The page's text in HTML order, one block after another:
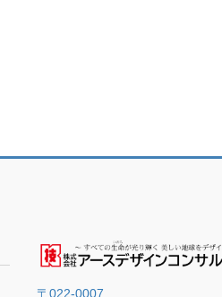
〒022-0007